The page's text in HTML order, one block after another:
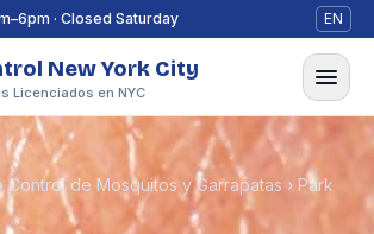
· Closed Saturday EN
New York City
Licenciados en NYC
Control de Mosquitos y Garrapatas › Park